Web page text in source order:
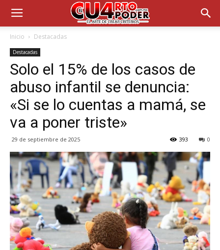
Inicio Destacadas
Destacadas
Solo el 15% de los casos de
abuso infantil se denuncia:
«Si se lo cuentas a mamá, se
va a poner triste»
29 de septiembre de 2025 0
393